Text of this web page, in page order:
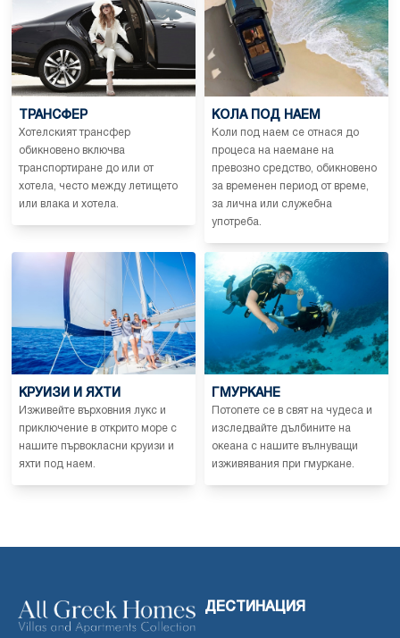
ТРАНСФЕР
Хотелският трансфер
обикновено включва
транспортиране до или от
хотела, често между летището
или влака и хотела.
КОЛА ПОД НАЕМ
Коли под наем се отнася до
процеса на наемане на
превозно средство, обикновено
за временен период от време,
за лична или служебна
употреба.
КРУИЗИ И ЯХТИ
Изживейте върховния лукс и
приключение в открито море с
нашите първокласни круизи и
яхти под наем.
ГМУРКАНЕ
Потопете се в свят на чудеса и
изследвайте дълбините на
океана с нашите вълнуващи
изживявания при гмуркане.
ДЕСТИНАЦИЯ